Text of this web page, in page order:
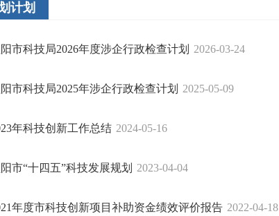
计划
市科技局2026年度涉企行政检查计划 2026-03-24
市科技局2025年涉企行政检查计划 2025-05-09
年科技创新工作总结 2024-05-16
市“十四五”科技发展规划 2023-04-04
年度市科技创新项目补助资金绩效评价报告 2022-04-18